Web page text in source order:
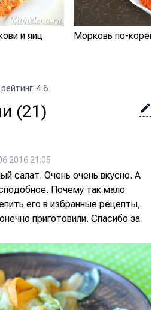
и яиц Морковь по-
рейтинг: 4.6
(21)
21:05
салат. Очень очень вкусно. А
Почему так мало
его в избранные рецепты,
приготовили. Спасибо за